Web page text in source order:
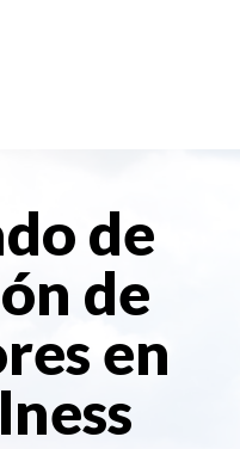
de
de
en